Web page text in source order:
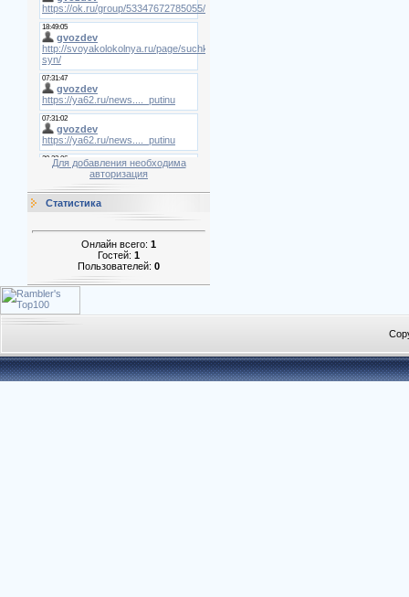
Для добавления необходима
авторизация
Статистика
Онлайн всего: 1
Гостей: 1
Пользователей: 0